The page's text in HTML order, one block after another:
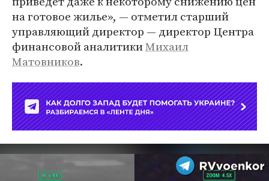
на готовое жилье», — отметил старший
управляющий директор — директор Центра
финансовой аналитикиМихаил
Матовников.